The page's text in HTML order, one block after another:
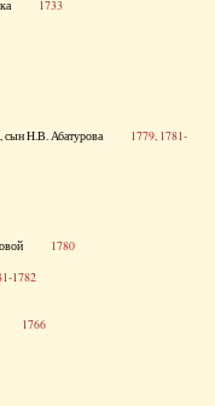
1733
сын Н.В. Абатурова 1779, 1781-
1780
1782
1766